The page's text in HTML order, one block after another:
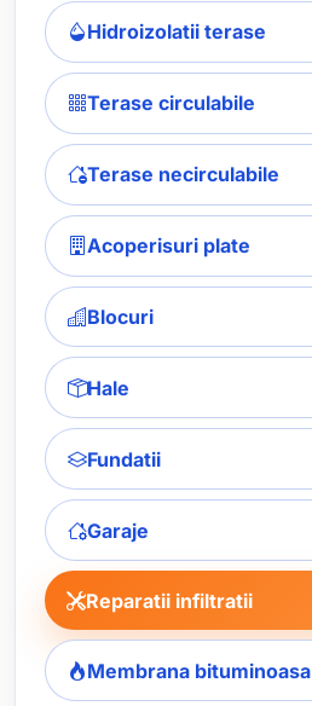
Hidroizolatii terase
Terase circulabile
Terase necirculabile
Acoperisuri plate
Blocuri
Hale
Fundatii
Garaje
Reparatii infiltratii
Membrana bituminoasa